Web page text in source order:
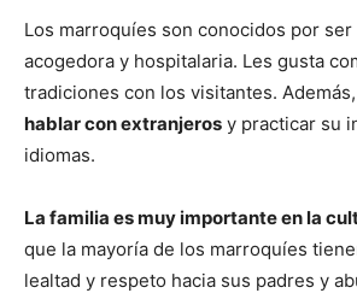
Los marroquíes son conocidos por ser
acogedora y hospitalaria. Les gusta
tradiciones con los visitantes. Además,
hablar con extranjeros y practicar su
idiomas.
La familia es muy importante en la
que la mayoría de los marroquíes
lealtad y respeto hacia sus padres y